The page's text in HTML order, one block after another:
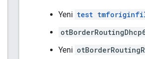
Yeni test
Yeni